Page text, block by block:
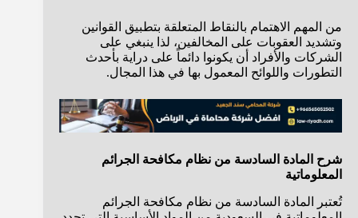
من المهم الاهتمام بالنقاط المتعلقة بتطبيق القوانين
وتشديد العقوبات على المخالفين، لذا ينبغي على
الشركات والأفراد أن يكونوا دائماً على دراية بأحدث
التطورات واللوائح المعمول بها في هذا المجال.
شرح المادة السادسة من نظام مكافحة الجرائم
المعلوماتية
تُعتبر المادة السادسة من نظام مكافحة الجرائم